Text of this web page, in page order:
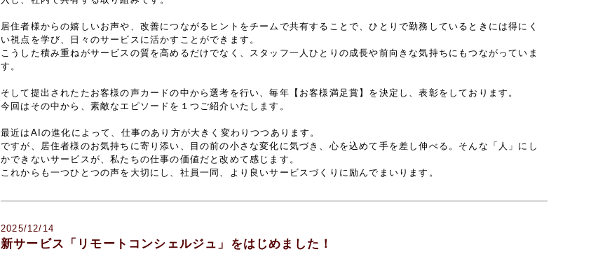
居住者様からの嬉しいお声や、改善につながるヒントをチームで共有することで、ひとりで勤務しているときには得にく
い視点を学び、日々のサービスに活かすことができます。
こうした積み重ねがサービスの質を高めるだけでなく、スタッフ一人ひとりの成長や前向きな気持ちにもつながっていま
す。
そして提出されたたお客様の声カードの中から選考を行い、毎年【お客様満足賞】を決定し、表彰をしております。
今回はその中から、素敵なエピソードを１つご紹介いたします。
最近はAIの進化によって、仕事のあり方が大きく変わりつつあります。
ですが、居住者様のお気持ちに寄り添い、目の前の小さな変化に気づき、心を込めて手を差し伸べる。そんな「人」にし
かできないサービスが、私たちの仕事の価値だと改めて感じます。
これからも一つひとつの声を大切にし、社員一同、より良いサービスづくりに励んでまいります。
2025/12/14
新サービス「リモートコンシェルジュ」をはじめました！